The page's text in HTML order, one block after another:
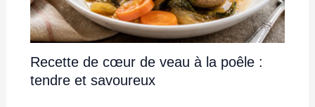
Recette de cœur de veau à la poêle :
tendre et savoureux